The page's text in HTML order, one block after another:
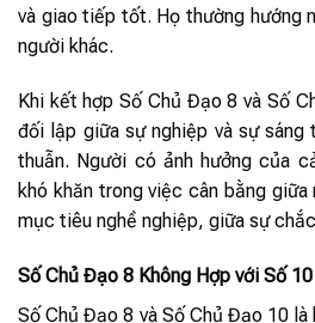
và giao tiếp tốt. Họ thường hướng
người khác.
Khi kết hợp Số Chủ Đạo 8 và Số
đối lập giữa sự nghiệp và sự
thuẫn. Người có ảnh hưởng của
khó khăn trong việc cân bằng giữa
mục tiêu nghề nghiệp, giữa sự
Số Chủ Đạo 8 Không Hợp với Số 10
Số Chủ Đạo 8 và Số Chủ Đạo 10